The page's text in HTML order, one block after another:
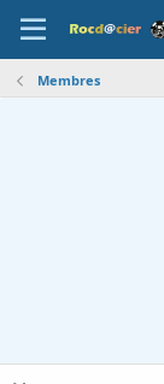
Membres